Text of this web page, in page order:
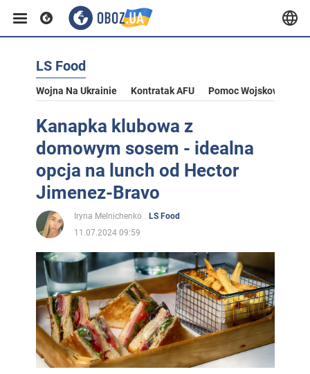
LS Food
Wojna Na Ukrainie Kontratak AFU Pomoc Wojskowa Dla
Kanapka klubowa z
domowym sosem - idealna
opcja na lunch od Hector
Jimenez-Bravo
Iryna Melnichenko
LS Food
11.07.2024 09:59